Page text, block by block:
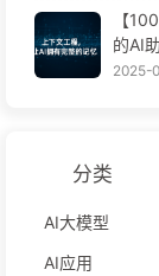
【
的AI
现
2025-
分类
AI大模型
AI应用